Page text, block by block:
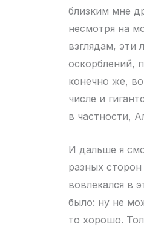
близким мне
несмотря на
взглядам, эти
оскорблений,
конечно же,
числе и
в частности,
И дальше я
разных
вовлекался в
было: ну не
то хорошо.